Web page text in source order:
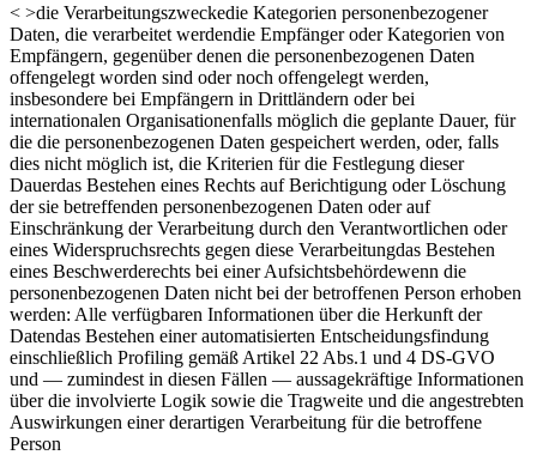
< >die Verarbeitungszweckedie Kategorien personenbezogener
Daten, die verarbeitet werdendie Empfänger oder Kategorien von
Empfängern, gegenüber denen die personenbezogenen Daten
offengelegt worden sind oder noch offengelegt werden,
insbesondere bei Empfängern in Drittländern oder bei
internationalen Organisationenfalls möglich die geplante Dauer, für
die die personenbezogenen Daten gespeichert werden, oder, falls
dies nicht möglich ist, die Kriterien für die Festlegung dieser
Dauerdas Bestehen eines Rechts auf Berichtigung oder Löschung
der sie betreffenden personenbezogenen Daten oder auf
Einschränkung der Verarbeitung durch den Verantwortlichen oder
eines Widerspruchsrechts gegen diese Verarbeitungdas Bestehen
eines Beschwerderechts bei einer Aufsichtsbehördewenn die
personenbezogenen Daten nicht bei der betroffenen Person erhoben
werden: Alle verfügbaren Informationen über die Herkunft der
Datendas Bestehen einer automatisierten Entscheidungsfindung
einschließlich Profiling gemäß Artikel 22 Abs.1 und 4 DS-GVO
und — zumindest in diesen Fällen — aussagekräftige Informationen
über die involvierte Logik sowie die Tragweite und die angestrebten
Auswirkungen einer derartigen Verarbeitung für die betroffene
Person